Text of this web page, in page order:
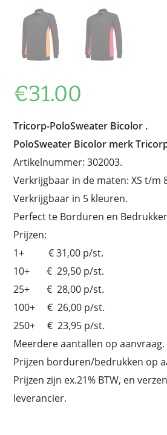
€31.00
Tricorp-PoloSweater Bicolor .
PoloSweater Bicolor merk
Artikelnummer: 302003.
Verkrijgbaar in de maten: XS t/m
Verkrijgbaar in 5 kleuren.
Perfect te Borduren en
Prijzen:
1+ € 31,00 p/st.
10+ € 29,50 p/st.
25+ € 28,00 p/st.
100+ € 26,00 p/st.
250+ € 23,95 p/st.
Meerdere aantallen op aanvraag.
Prijzen borduren/bedrukken op
Prijzen zijn ex.21% BTW, en
leverancier.